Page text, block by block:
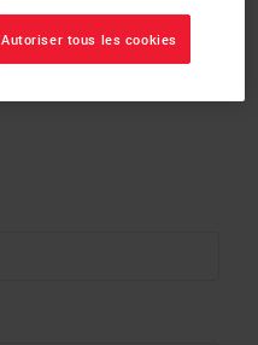
Autoriser tous les cookies